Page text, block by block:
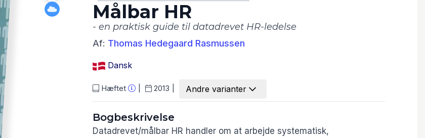
Målbar HR
- en praktisk guide til datadrevet HR-ledelse
Af: Thomas Hedegaard Rasmussen
Dansk
Hæftet 2013 Andre varianter
Bogbeskrivelse
Datadrevet/målbar HR handler om at arbejde systematisk,